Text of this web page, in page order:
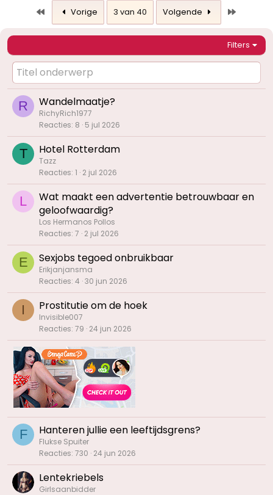
Eerste Vorige 3 van 40 Volgende
Filters
R Wandelmaatje?
RichyRich1977
Reacties 8 5 jul 2026
T Hotel Rotterdam
Tazz
Reacties 1 2 jul 2026
L
Wat maakt een advertentie betrouwbaar en
geloofwaardig?
Los Hermanos Pollos
Reacties 7 2 jul 2026
E Sexjobs tegoed onbruikbaar
Erikjanjansma
Reacties 4 30 jun 2026
I Prostitutie om de hoek
Invisible007
Reacties 79 24 jun 2026
F Hanteren jullie een leeftijdsgrens?
Flukse Spuiter
Reacties 730 24 jun 2026
Lentekriebels
Girlsaanbidder